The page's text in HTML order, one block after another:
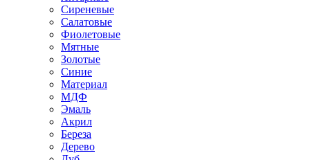
Сиреневые
Салатовые
Фиолетовые
Мятные
Золотые
Синие
Материал
МДФ
Эмаль
Акрил
Береза
Дерево